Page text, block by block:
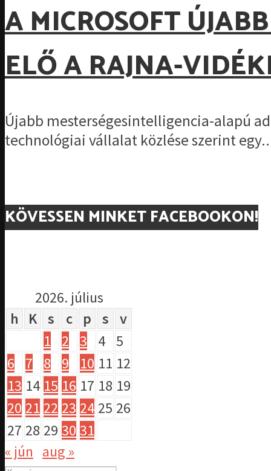
A MICROSOFT
ELŐ A RAJNA-
Újabb mesterségesintelligencia-alapú
technológiai vállalat közlése szerint
KÖVESSEN MINKET FACEBOOKON!
2026. július
h
K s c p s
v
1
2 3 4 5
6
7 8 9 10 11 12
13 14 15 16 17 18 19
20 21 22 23 24 25 26
27 28 29 30 31
« jún aug »